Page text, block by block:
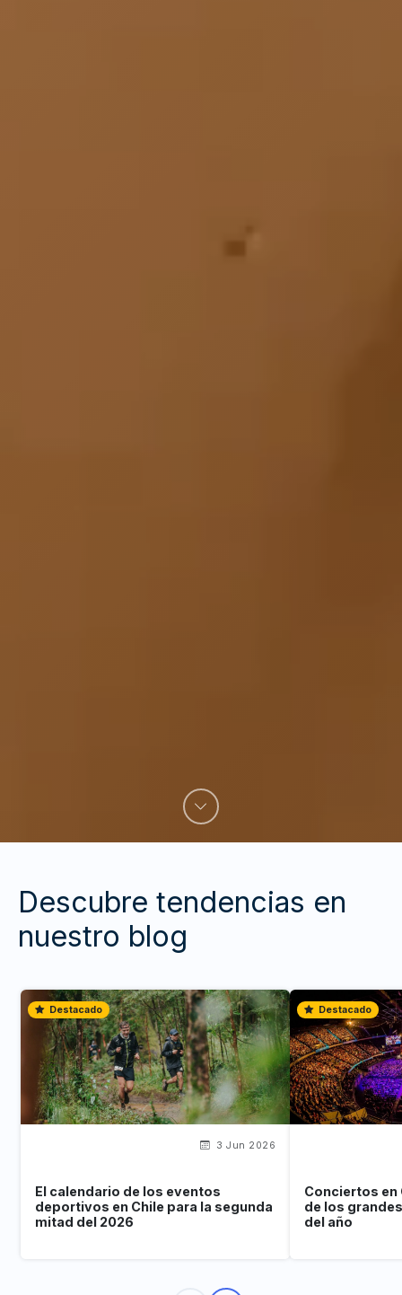
Descubre tendencias en
nuestro blog
Destacado
3 Jun 2026
El calendario de los eventos
deportivos en Chile para la segunda
mitad del 2026
Destacado
Conciertos en
de los
del año